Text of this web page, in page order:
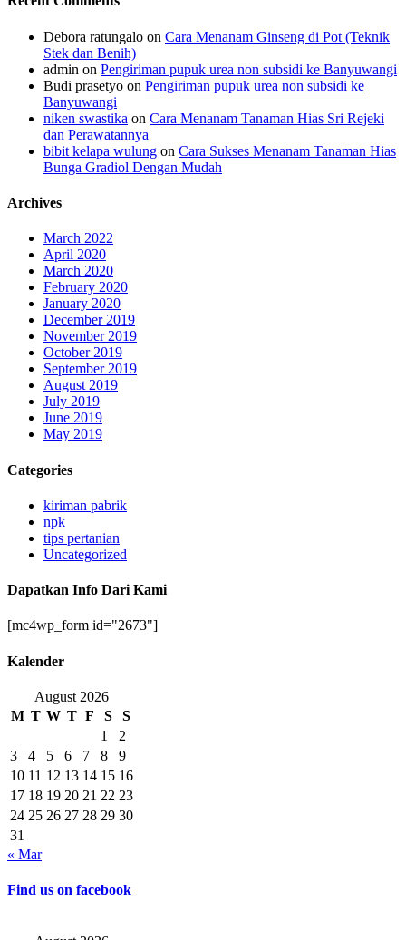
Debora ratungalo on Cara Menanam Ginseng di Pot (Teknik
Stek dan Benih)
admin on Pengiriman pupuk urea non subsidi ke Banyuwangi
Budi prasetyo on Pengiriman pupuk urea non subsidi ke
Banyuwangi
niken swastika on Cara Menanam Tanaman Hias Sri Rejeki
dan Perawatannya
bibit kelapa wulung on Cara Sukses Menanam Tanaman Hias
Bunga Gradiol Dengan Mudah
Archives
March 2022
April 2020
March 2020
February 2020
January 2020
December 2019
November 2019
October 2019
September 2019
August 2019
July 2019
June 2019
May 2019
Categories
kiriman pabrik
npk
tips pertanian
Uncategorized
Dapatkan Info Dari Kami
[mc4wp_form id="2673"]
Kalender
August 2026
M T W T F S
S
1
2
3
4 5 6 7 8
9
10 11 12 13 14 15 16
17 18 19 20 21 22 23
24 25 26 27 28 29 30
31
« Mar
Find us on facebook